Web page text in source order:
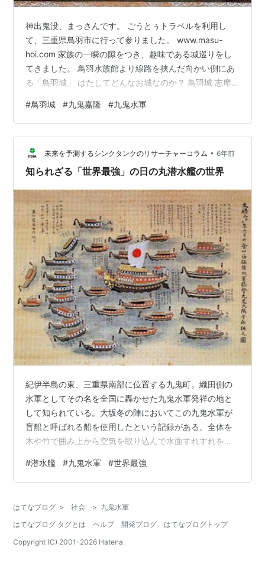
神出鬼没、まっさんです。 ごうとぅトラベルを利用し
て、三重県鳥羽市に行って参りました。 www.masu-
hoi.com 家族の一瞬の隙をつき、趣味である城巡りをし
てきました。 鳥羽水族館より線路を挟んだ向かい側にあ
る「鳥羽城」 はたしてどんなお城なのか？ 鳥羽城 志摩
った 日本の城です。 九鬼嘉隆が文禄3年（1569）に築
城。以後九鬼水軍の本拠地となっていました。 大手門が
海側に突出して作られるという全国でも珍しい形をして
おり、この大手波戸水門が出入り口となっていました。
現在は、鳥羽水族館がある辺りが、大手門水門だったよ
#鳥羽城 #九鬼嘉隆 #九鬼水軍
未来を予測するシンクタンクのリサーチャーコラム • 6年前
知られざる「世界最強」の日の丸潜水艦の世界
紀伊半島の東、三重県南部に位置する九鬼町。織田側の
水軍としてその名を全国に轟かせた九鬼水軍発祥の地と
して知られている。大坂冬の陣においてこの九鬼水軍が
盲船と呼ばれる船を使用したという記録がある。全体を
木や竹で囲み上から空気を取り込んで水面すれすれを走
る潜水艦の始まりとされている。 図表： 九鬼水軍の陣容
（出典：Wikipedia） 去る10月14日海上自衛隊の最新鋭
造船所で行われた（参考 ）。高性能のリチウムイオン電
池を搭載し一度の充電で長期間の航海ができる。世界で
初めてリチウムイオン蓄電池を採…
#潜水艦 #九鬼水軍 #世界最強
はてなブログ > 社会 > 九鬼水軍
はてなブログ タグとは
ヘルプ 開発ブログ
はてなブログトップ
Copyright (C) 2001-2026 Hatena.